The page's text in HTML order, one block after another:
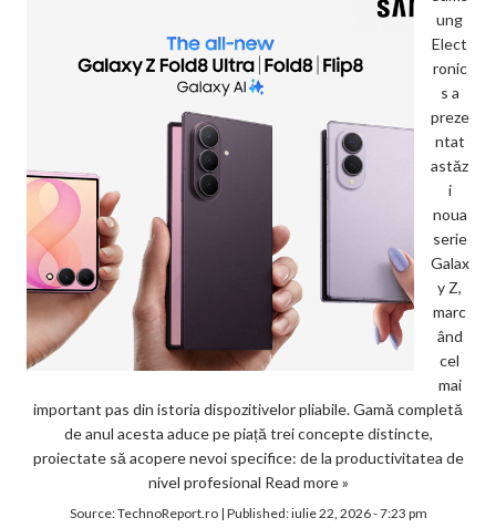
ung
Elect
ronic
s a
preze
ntat
astăz
i
noua
serie
Galax
y Z,
marc
ând
cel
mai
important pas din istoria dispozitivelor pliabile. Gamă completă
de anul acesta aduce pe piață trei concepte distincte,
proiectate să acopere nevoi specifice: de la productivitatea de
nivel profesional Read more »
Source:TechnoReport.ro| Published:iulie 22, 2026 - 7:23 pm